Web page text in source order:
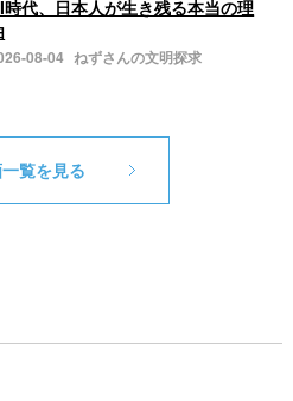
時代、日本人が生き残る本当の理
08-04 ねずさんの文明探求
覧を見る